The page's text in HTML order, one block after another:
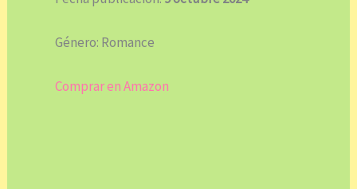
Género: Romance
Comprar en Amazon